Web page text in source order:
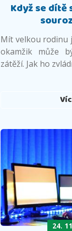
Když se
Mít velkou rodinu
okamžik může
zátěží. Jak ho
24.